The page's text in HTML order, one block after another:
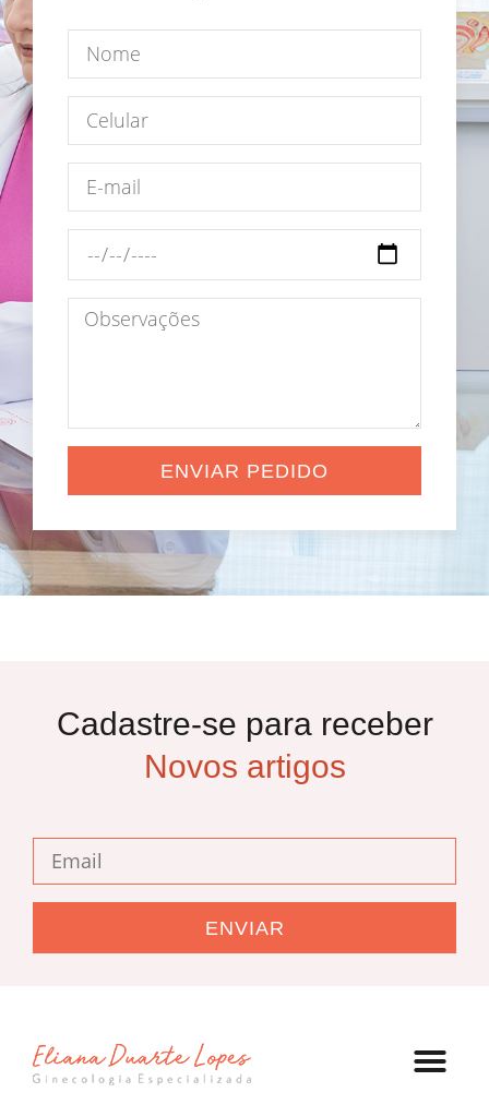
ENVIAR PEDIDO
Cadastre-se para receber
Novos artigos
ENVIAR